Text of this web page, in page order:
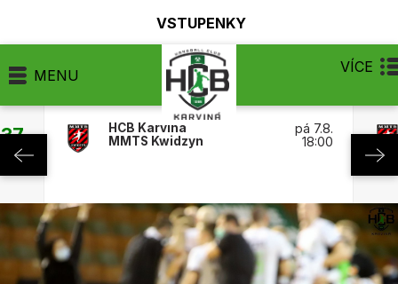
VSTUPENKY
MENU VÍCE
HCB Karviná
MMTS Kwidzyn
pá 7.8.
18:00